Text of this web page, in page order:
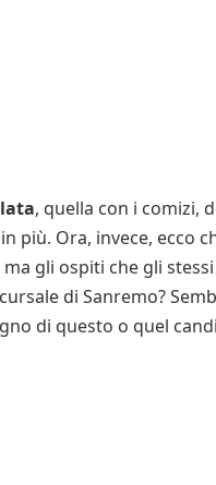
, quella con i comizi,
Ora, invece, ecco
gli ospiti che gli
di Sanremo?
di questo o quel